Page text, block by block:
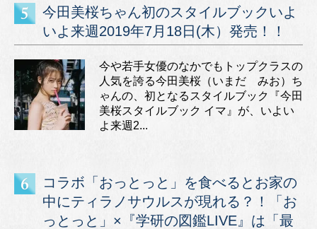
今田美桜ちゃん初のスタイルブックいよ
いよ来週2019年7月18日(木）発売！！
今や若手女優のなかでもトップクラスの
人気を誇る今田美桜（いまだ みお）ち
ゃんの、初となるスタイルブック『今田
美桜スタイルブック イマ』が、いよい
よ来週2...
コラボ「おっとっと」を食べるとお家の
中にティラノサウルスが現れる？！「お
っとっと」×『学研の図鑑LIVE』は「最